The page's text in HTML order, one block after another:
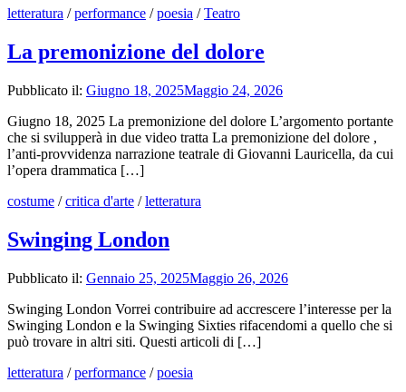
letteratura /performance /poesia /Teatro
La premonizione del dolore
Pubblicato il: Giugno 18, 2025Maggio 24, 2026
Giugno 18, 2025 La premonizione del dolore L’argomento portante
che si svilupperà in due video tratta La premonizione del dolore ,
l’anti-provvidenza narrazione teatrale di Giovanni Lauricella, da cui
l’opera drammatica […]
costume /critica d'arte /letteratura
Swinging London
Pubblicato il: Gennaio 25, 2025Maggio 26, 2026
Swinging London Vorrei contribuire ad accrescere l’interesse per la
Swinging London e la Swinging Sixties rifacendomi a quello che si
può trovare in altri siti. Questi articoli di […]
letteratura /performance /poesia